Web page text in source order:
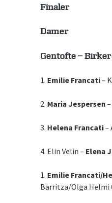
Finaler
Damer
Gentofte –
1. Emilie Francati–
2. Maria Jespersen
3. Helena Francati–
4. Elin Velin – Elena
1. Emilie Francati/
Barritza/Olga Helmi